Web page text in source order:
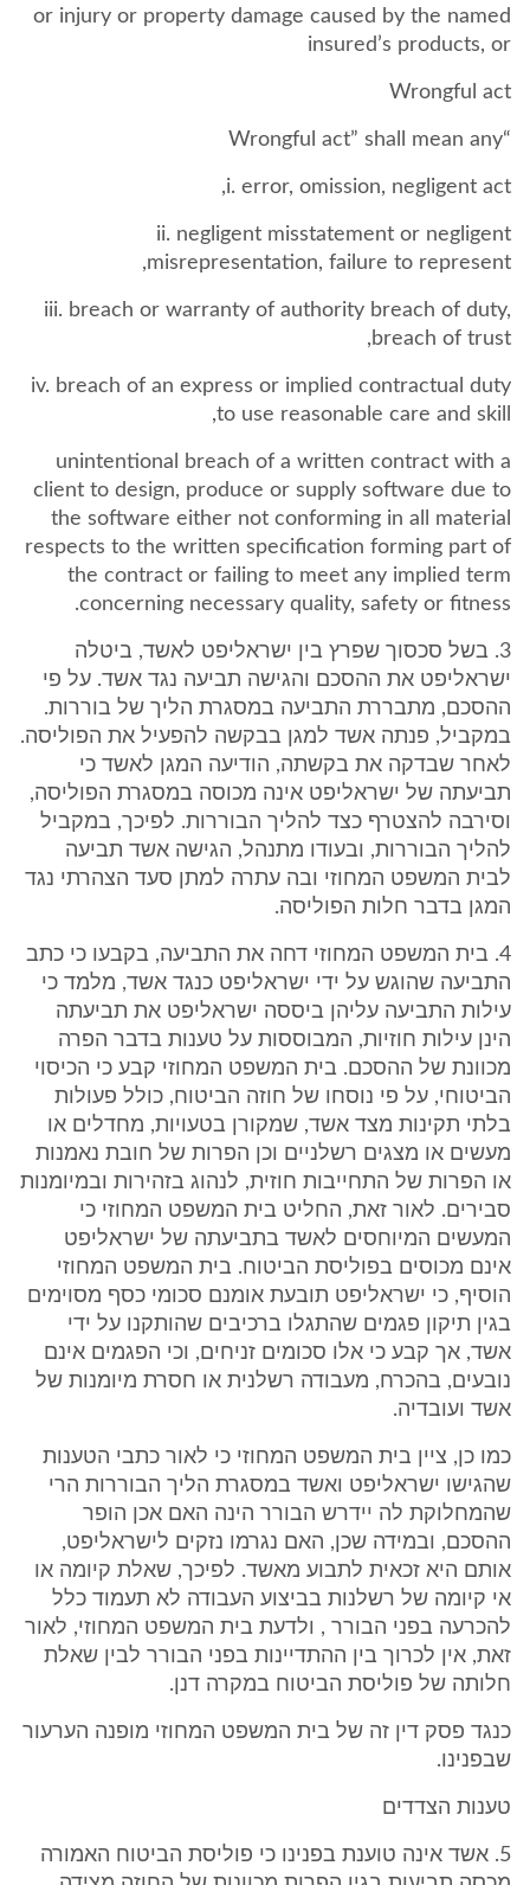
or injury or property damage caused by the named
insured’s products, or
Wrongful act
“Wrongful act” shall mean any
i. error, omission, negligent act,
ii. negligent misstatement or negligent
misrepresentation, failure to represent,
iii. breach or warranty of authority breach of duty,
breach of trust,
iv. breach of an express or implied contractual duty
to use reasonable care and skill,
unintentional breach of a written contract with a
client to design, produce or supply software due to
the software either not conforming in all material
respects to the written specification forming part of
the contract or failing to meet any implied term
concerning necessary quality, safety or fitness.
3. בשל סכסוך שפרץ בין ישראליפט לאשד, ביטלה
ישראליפט את ההסכם והגישה תביעה נגד אשד. על פי
ההסכם, מתבררת התביעה במסגרת הליך של בוררות.
במקביל, פנתה אשד למגן בבקשה להפעיל את הפוליסה.
לאחר שבדקה את בקשתה, הודיעה המגן לאשד כי
תביעתה של ישראליפט אינה מכוסה במסגרת הפוליסה,
וסירבה להצטרף כצד להליך הבוררות. לפיכך, במקביל
להליך הבוררות, ובעודו מתנהל, הגישה אשד תביעה
לבית המשפט המחוזי ובה עתרה למתן סעד הצהרתי נגד
המגן בדבר חלות הפוליסה.
4. בית המשפט המחוזי דחה את התביעה, בקבעו כי כתב
התביעה שהוגש על ידי ישראליפט כנגד אשד, מלמד כי
עילות התביעה עליהן ביססה ישראליפט את תביעתה
הינן עילות חוזיות, המבוססות על טענות בדבר הפרה
מכוונת של ההסכם. בית המשפט המחוזי קבע כי הכיסוי
הביטוחי, על פי נוסחו של חוזה הביטוח, כולל פעולות
בלתי תקינות מצד אשד, שמקורן בטעויות, מחדלים או
מעשים או מצגים רשלניים וכן הפרות של חובת נאמנות
או הפרות של התחייבות חוזית, לנהוג בזהירות ובמיומנות
סבירים. לאור זאת, החליט בית המשפט המחוזי כי
המעשים המיוחסים לאשד בתביעתה של ישראליפט
אינם מכוסים בפוליסת הביטוח. בית המשפט המחוזי
הוסיף, כי ישראליפט תובעת אומנם סכומי כסף מסוימים
בגין תיקון פגמים שהתגלו ברכיבים שהותקנו על ידי
אשד, אך קבע כי אלו סכומים זניחים, וכי הפגמים אינם
נובעים, בהכרח, מעבודה רשלנית או חסרת מיומנות של
אשד ועובדיה.
כמו כן, ציין בית המשפט המחוזי כי לאור כתבי הטענות
שהגישו ישראליפט ואשד במסגרת הליך הבוררות הרי
שהמחלוקת לה יידרש הבורר הינה האם אכן הופר
ההסכם, ובמידה שכן, האם נגרמו נזקים לישראליפט,
אותם היא זכאית לתבוע מאשד. לפיכך, שאלת קיומה או
אי קיומה של רשלנות בביצוע העבודה לא תעמוד כלל
להכרעה בפני הבורר , ולדעת בית המשפט המחוזי, לאור
זאת, אין לכרוך בין ההתדיינות בפני הבורר לבין שאלת
חלותה של פוליסת הביטוח במקרה דנן.
כנגד פסק דין זה של בית המשפט המחוזי מופנה הערעור
שבפנינו.
טענות הצדדים
5. אשד אינה טוענת בפנינו כי פוליסת הביטוח האמורה